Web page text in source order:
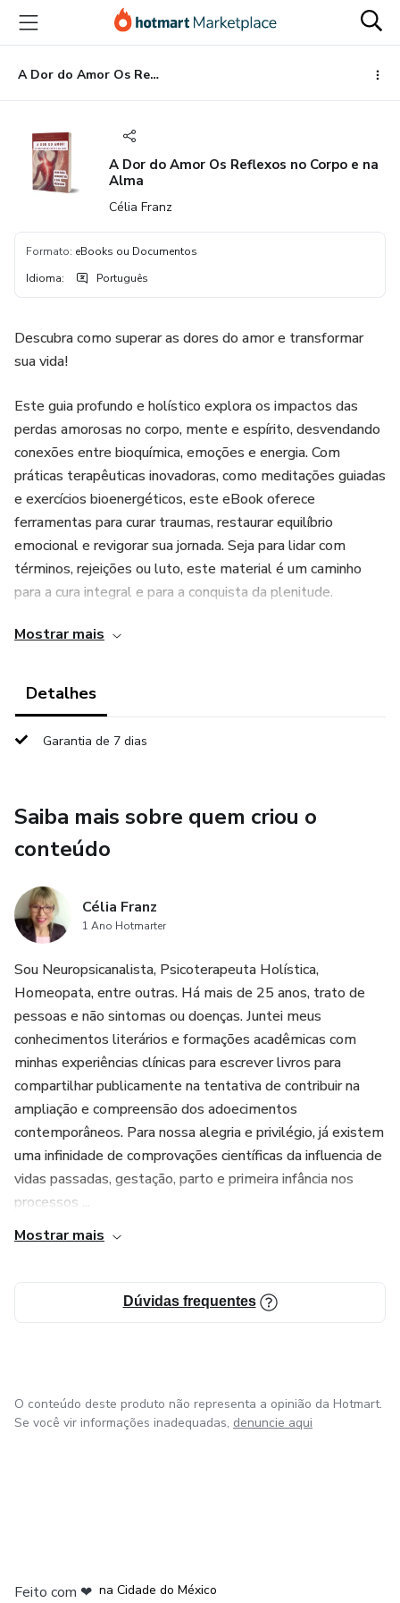
para
conteúdo
principal
para
pagamento
para
rodapé
A Dor do Amor Os Reflexos no Corpo e na Alma
A Dor do Amor Os Reflexos no Corpo e na
Alma
Célia Franz
Formato: eBooks ou Documentos
Idioma: Português
Descubra como superar as dores do amor e transformar
sua vida!
Este guia profundo e holístico explora os impactos das
perdas amorosas no corpo, mente e espírito, desvendando
conexões entre bioquímica, emoções e energia. Com
práticas terapêuticas inovadoras, como meditações guiadas
e exercícios bioenergéticos, este eBook oferece
ferramentas para curar traumas, restaurar equilíbrio
emocional e revigorar sua jornada. Seja para lidar com
términos, rejeições ou luto, este material é um caminho
para a cura integral e para a conquista da plenitude.
Transforme sua dor em força e redescubra o amor por você
Mostrar mais
Detalhes
Garantia de 7 dias
Saiba mais sobre quem criou o
conteúdo
Célia Franz
1 Ano Hotmarter
Sou Neuropsicanalista, Psicoterapeuta Holística,
Homeopata, entre outras. Há mais de 25 anos, trato de
pessoas e não sintomas ou doenças. Juntei meus
conhecimentos literários e formações acadêmicas com
minhas experiências clínicas para escrever livros para
compartilhar publicamente na tentativa de contribuir na
ampliação e compreensão dos adoecimentos
contemporâneos. Para nossa alegria e privilégio, já existem
uma infinidade de comprovações científicas da influencia de
vidas passadas, gestação, parto e primeira infância nos
processos ...
Mostrar mais
Dúvidas frequentes
O conteúdo deste produto não representa a opinião da Hotmart.
Se você vir informações inadequadas, denuncie aqui
Feito com ❤ na Cidade do México